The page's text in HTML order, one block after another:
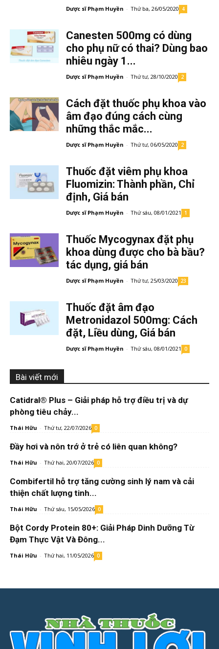
Dược sĩ Phạm Huyền - Thứ ba, 26/05/2020 4
Canesten 500mg có dùng
cho phụ nữ có thai? Dùng bao
nhiêu ngày 1...
Dược sĩ Phạm Huyền - Thứ tư, 28/10/2020 2
Cách đặt thuốc phụ khoa vào
âm đạo đúng cách cùng
những thắc mắc...
Dược sĩ Phạm Huyền - Thứ tư, 06/05/2020 2
Thuốc đặt viêm phụ khoa
Fluomizin: Thành phần, Chỉ
định, Giá bán
Dược sĩ Phạm Huyền - Thứ sáu, 08/01/2021 1
Thuốc Mycogynax đặt phụ
khoa dùng được cho bà bầu?
tác dụng, giá bán
Dược sĩ Phạm Huyền - Thứ tư, 25/03/2020 23
Thuốc đặt âm đạo
Metronidazol 500mg: Cách
đặt, Liều dùng, Giá bán
Dược sĩ Phạm Huyền - Thứ sáu, 08/01/2021 0
Bài viết mới
Catidral® Plus – Giải pháp hỗ trợ điều trị và dự
phòng tiêu chảy...
Thái Hữu - Thứ tư, 22/07/2026 0
Đầy hơi và nôn trớ ở trẻ có liên quan không?
Thái Hữu - Thứ hai, 20/07/2026 0
Combifertil hỗ trợ tăng cường sinh lý nam và cải
thiện chất lượng tinh...
Thái Hữu - Thứ sáu, 15/05/2026 0
Bột Cordy Protein 80+: Giải Pháp Dinh Dưỡng Từ
Đạm Thực Vật Và Đông...
Thái Hữu - Thứ hai, 11/05/2026 0